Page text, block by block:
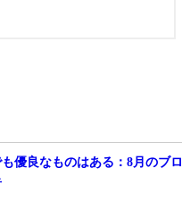
優良なものはある：8月のブロ